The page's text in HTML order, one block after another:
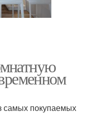
самых покупаемых